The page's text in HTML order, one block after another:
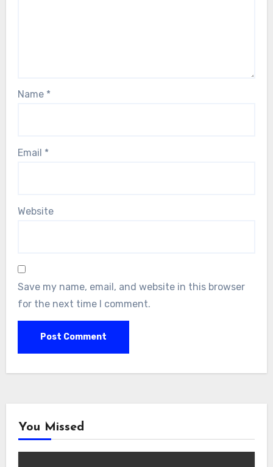
Name *
Email *
Website
Save my name, email, and website in this browser
for the next time I comment.
You Missed